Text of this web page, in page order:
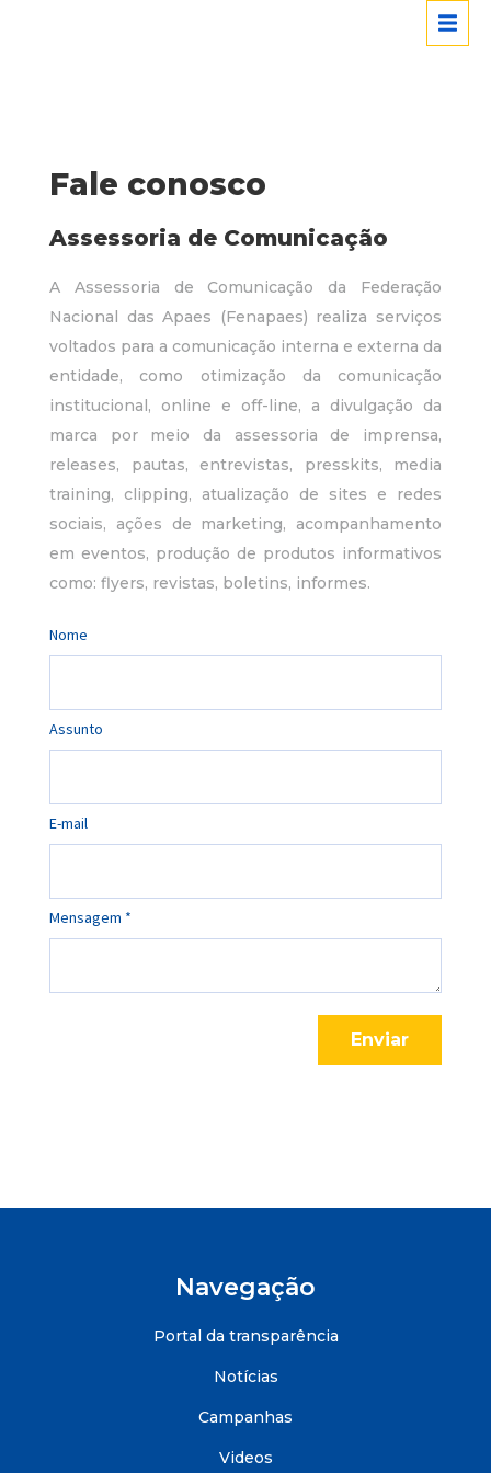
Fale conosco
Assessoria de Comunicação
A Assessoria de Comunicação da Federação
Nacional das Apaes (Fenapaes) realiza serviços
voltados para a comunicação interna e externa da
entidade, como otimização da comunicação
institucional, online e off-line, a divulgação da
marca por meio da assessoria de imprensa,
releases, pautas, entrevistas, presskits, media
training, clipping, atualização de sites e redes
sociais, ações de marketing, acompanhamento
em eventos, produção de produtos informativos
como: flyers, revistas, boletins, informes.
Nome
Assunto
E-mail
Mensagem *
Enviar
Navegação
Portal da transparência
Notícias
Campanhas
Videos